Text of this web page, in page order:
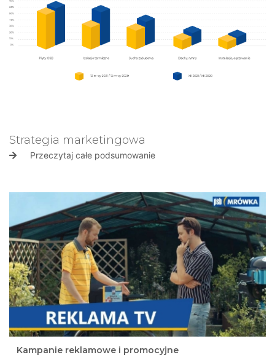
Strategia marketingowa
Przeczytaj całe podsumowanie
Kampanie reklamowe i promocyjne